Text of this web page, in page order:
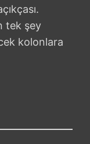
tek şey
kolonlara